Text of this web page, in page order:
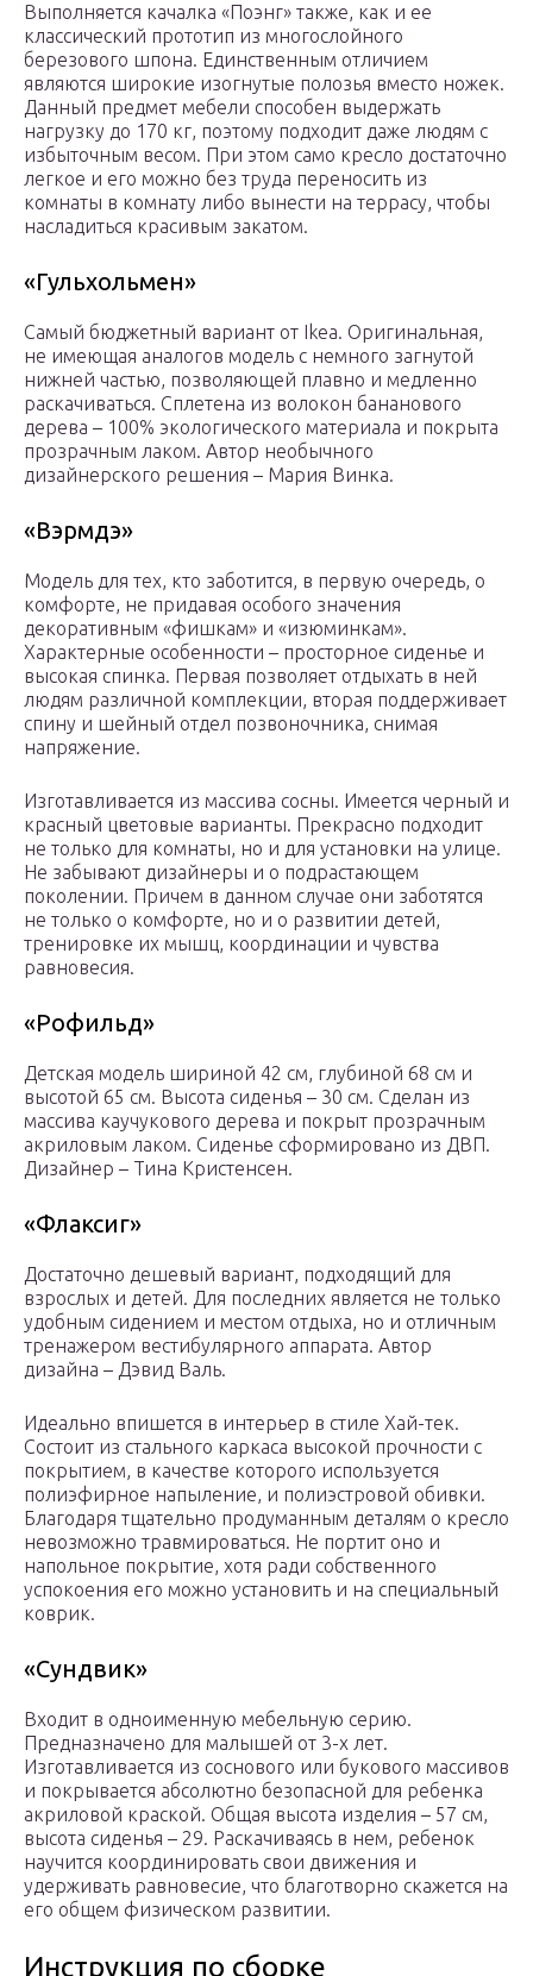
Выполняется качалка «Поэнг» также, как и ее
классический прототип из многослойного
березового шпона. Единственным отличием
являются широкие изогнутые полозья вместо ножек.
Данный предмет мебели способен выдержать
нагрузку до 170 кг, поэтому подходит даже людям с
избыточным весом. При этом само кресло достаточно
легкое и его можно без труда переносить из
комнаты в комнату либо вынести на террасу, чтобы
насладиться красивым закатом.
«Гульхольмен»
Самый бюджетный вариант от Ikea. Оригинальная,
не имеющая аналогов модель с немного загнутой
нижней частью, позволяющей плавно и медленно
раскачиваться. Сплетена из волокон бананового
дерева – 100% экологического материала и покрыта
прозрачным лаком. Автор необычного
дизайнерского решения – Мария Винка.
«Вэрмдэ»
Модель для тех, кто заботится, в первую очередь, о
комфорте, не придавая особого значения
декоративным «фишкам» и «изюминкам».
Характерные особенности – просторное сиденье и
высокая спинка. Первая позволяет отдыхать в ней
людям различной комплекции, вторая поддерживает
спину и шейный отдел позвоночника, снимая
напряжение.
Изготавливается из массива сосны. Имеется черный и
красный цветовые варианты. Прекрасно подходит
не только для комнаты, но и для установки на улице.
Не забывают дизайнеры и о подрастающем
поколении. Причем в данном случае они заботятся
не только о комфорте, но и о развитии детей,
тренировке их мышц, координации и чувства
равновесия.
«Рофильд»
Детская модель шириной 42 см, глубиной 68 см и
высотой 65 см. Высота сиденья – 30 см. Сделан из
массива каучукового дерева и покрыт прозрачным
акриловым лаком. Сиденье сформировано из ДВП.
Дизайнер – Тина Кристенсен.
«Флаксиг»
Достаточно дешевый вариант, подходящий для
взрослых и детей. Для последних является не только
удобным сидением и местом отдыха, но и отличным
тренажером вестибулярного аппарата. Автор
дизайна – Дэвид Валь.
Идеально впишется в интерьер в стиле Хай-тек.
Состоит из стального каркаса высокой прочности с
покрытием, в качестве которого используется
полиэфирное напыление, и полиэстровой обивки.
Благодаря тщательно продуманным деталям о кресло
невозможно травмироваться. Не портит оно и
напольное покрытие, хотя ради собственного
успокоения его можно установить и на специальный
коврик.
«Сундвик»
Входит в одноименную мебельную серию.
Предназначено для малышей от 3-х лет.
Изготавливается из соснового или букового массивов
и покрывается абсолютно безопасной для ребенка
акриловой краской. Общая высота изделия – 57 см,
высота сиденья – 29. Раскачиваясь в нем, ребенок
научится координировать свои движения и
удерживать равновесие, что благотворно скажется на
его общем физическом развитии.
Инструкция по сборке